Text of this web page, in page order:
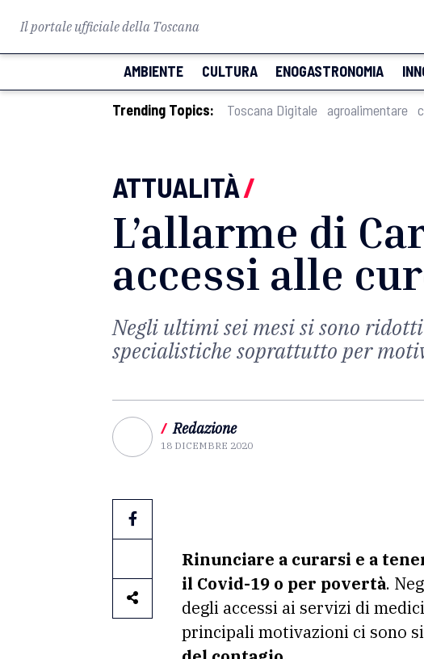
Il portale ufficiale della Toscana
AMBIENTE CULTURA ENOGASTRONOMIA
Trending Topics: Toscana Digitale agroalimentare
ATTUALITÀ/
L’allarme di
accessi alle
Negli ultimi sei mesi si sono
specialistiche soprattutto per
/ Redazione
18 DICEMBRE 2020
Rinunciare a curarsi e a
il Covid-19 o per povertà.
degli accessi ai servizi di
principali motivazioni ci sono